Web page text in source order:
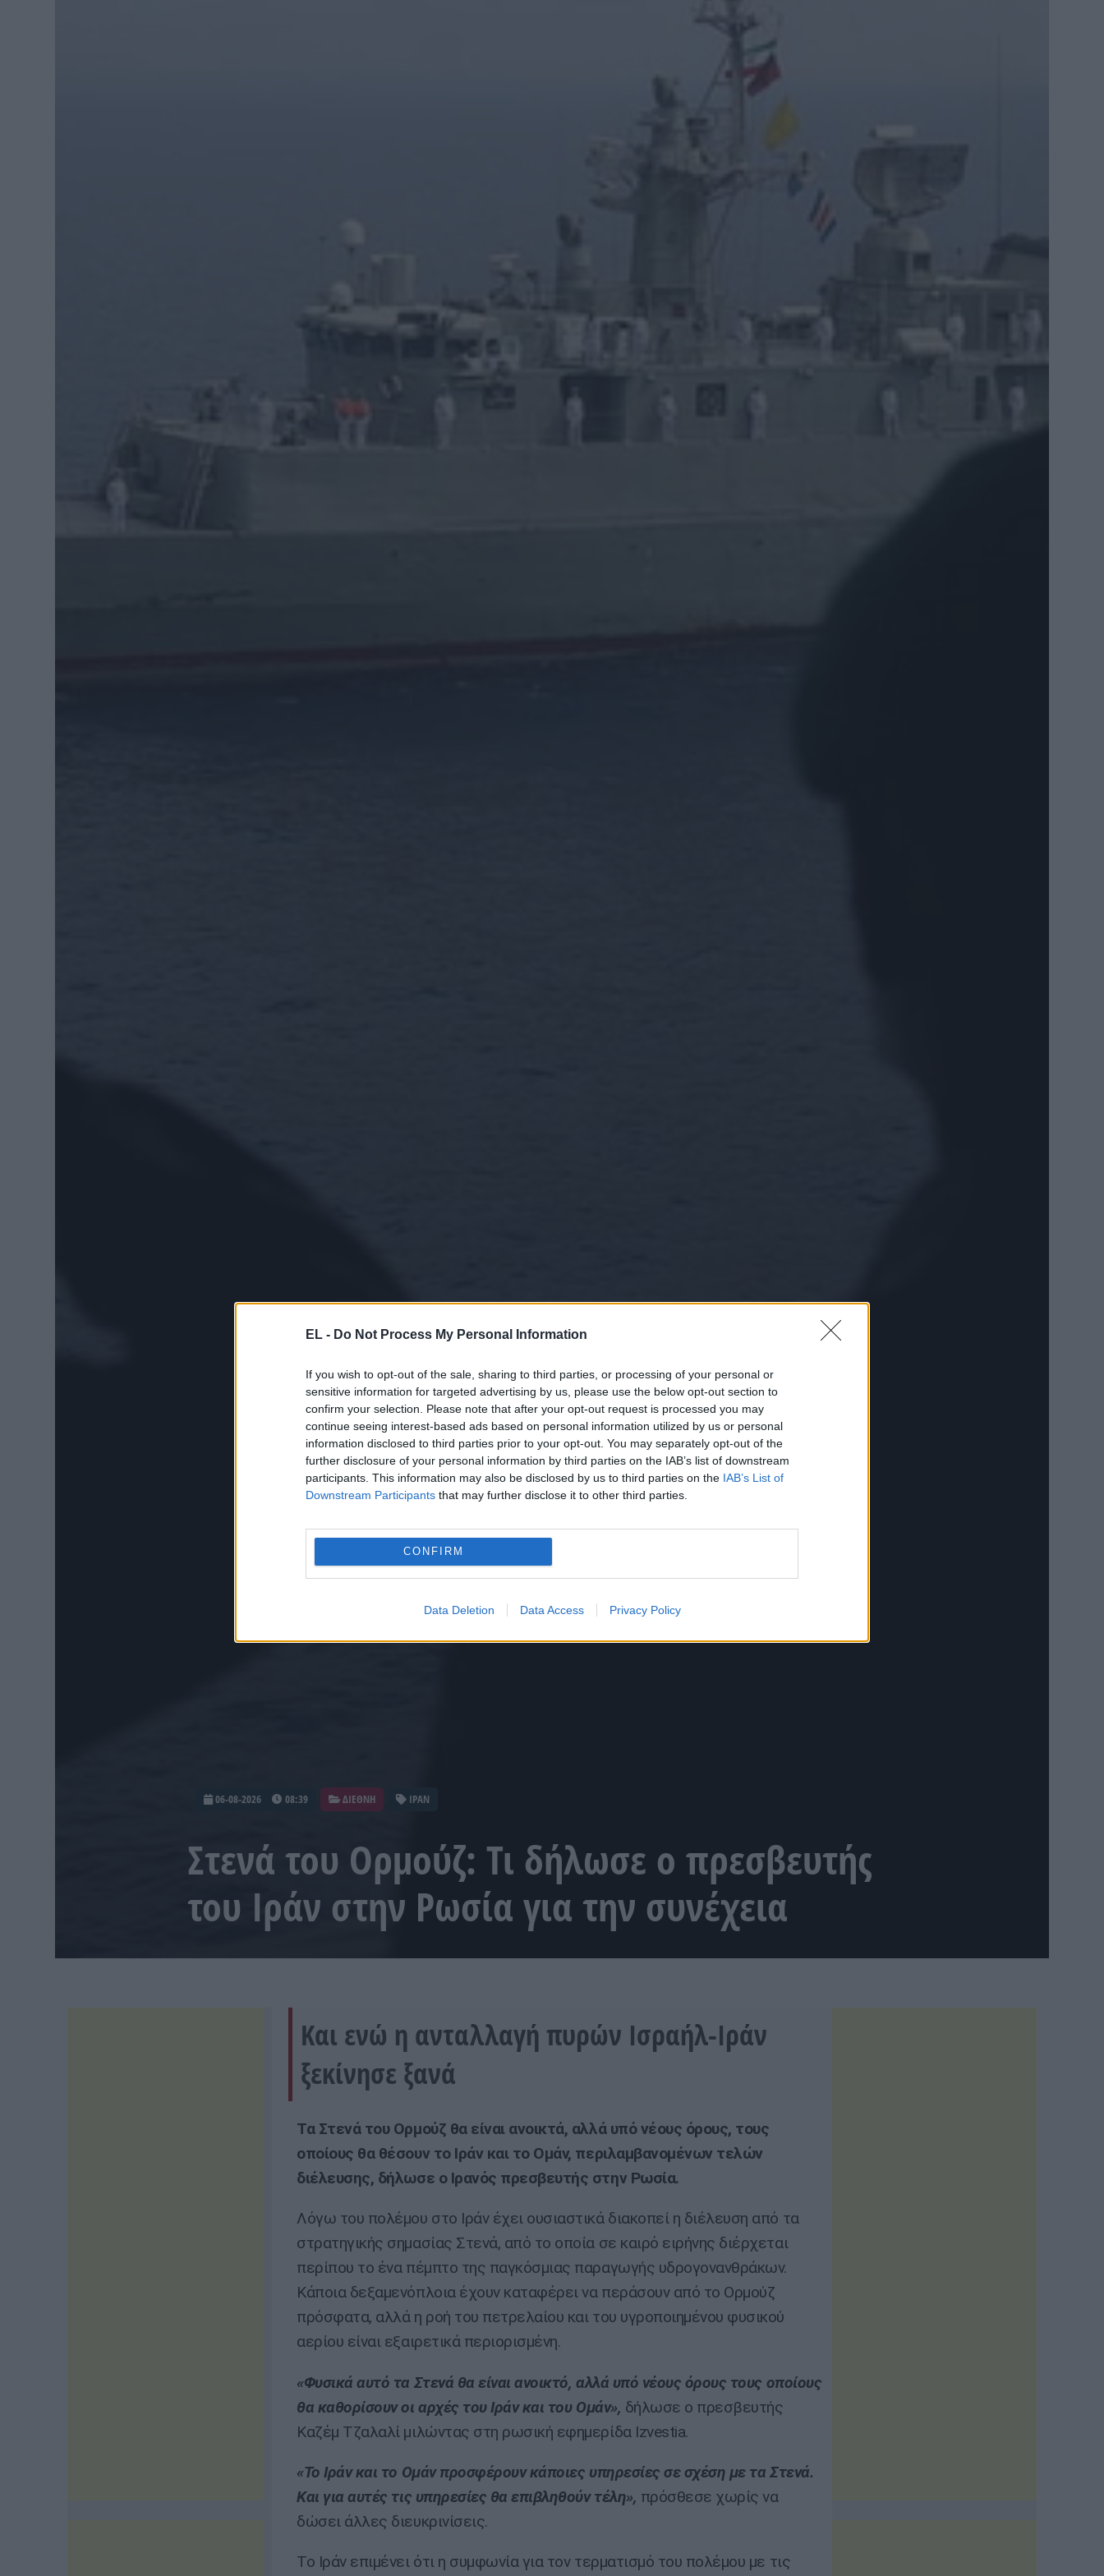
EL - Do Not Process My Personal Information
If you wish to opt-out of the sale, sharing to third parties, or processing of your personal or
sensitive information for targeted advertising by us, please use the below opt-out section to
confirm your selection. Please note that after your opt-out request is processed you may
continue seeing interest-based ads based on personal information utilized by us or personal
information disclosed to third parties prior to your opt-out. You may separately opt-out of the
further disclosure of your personal information by third parties on the IAB’s list of downstream
participants. This information may also be disclosed by us to third parties on the IAB’s List of
Downstream Participants that may further disclose it to other third parties.
CONFIRM
Data Deletion Data Access Privacy Policy
06-08-2026 08:39 ΔΙΕΘΝΗ ΙΡΑΝ
Στενά του Ορμούζ: Τι δήλωσε ο πρεσβευτής
του Ιράν στην Ρωσία για την συνέχεια
Και ενώ η ανταλλαγή πυρών Ισραήλ-Ιράν
ξεκίνησε ξανά
Τα Στενά του Ορμούζ θα είναι ανοικτά, αλλά υπό νέους όρους, τους
οποίους θα θέσουν το Ιράν και το Ομάν, περιλαμβανομένων τελών
διέλευσης, δήλωσε ο Ιρανός πρεσβευτής στην Ρωσία.
Λόγω του πολέμου στο Ιράν έχει ουσιαστικά διακοπεί η διέλευση από τα
στρατηγικής σημασίας Στενά, από το οποία σε καιρό ειρήνης διέρχεται
περίπου το ένα πέμπτο της παγκόσμιας παραγωγής υδρογονανθράκων.
Κάποια δεξαμενόπλοια έχουν καταφέρει να περάσουν από το Ορμούζ
πρόσφατα, αλλά η ροή του πετρελαίου και του υγροποιημένου φυσικού
αερίου είναι εξαιρετικά περιορισμένη.
«Φυσικά αυτό τα Στενά θα είναι ανοικτό, αλλά υπό νέους όρους τους οποίους
θα καθορίσουν οι αρχές του Ιράν και του Ομάν», δήλωσε ο πρεσβευτής
Καζέμ Τζαλαλί μιλώντας στη ρωσική εφημερίδα Izvestia.
«Το Ιράν και το Ομάν προσφέρουν κάποιες υπηρεσίες σε σχέση με τα Στενά.
Και για αυτές τις υπηρεσίες θα επιβληθούν τέλη», πρόσθεσε χωρίς να
δώσει άλλες διευκρινίσεις.
Το Ιράν επιμένει ότι η συμφωνία για τον τερματισμό του πολέμου με τις